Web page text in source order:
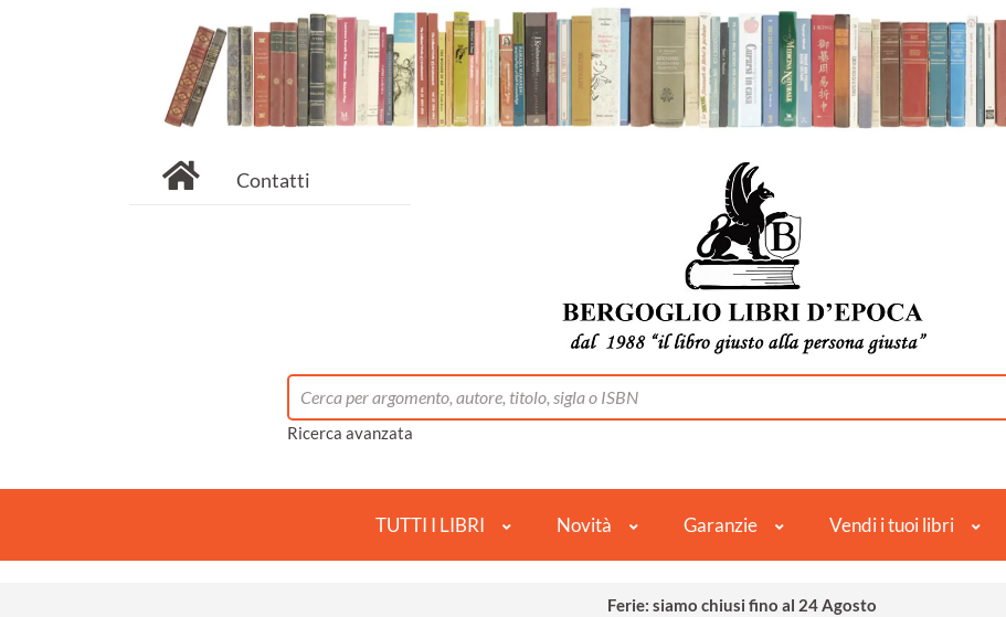
Contatti
Ricerca avanzata
TUTTI I LIBRI Novità Garanzie Vendi i tuoi libri
Ferie: siamo chiusi fino al 24 Agosto